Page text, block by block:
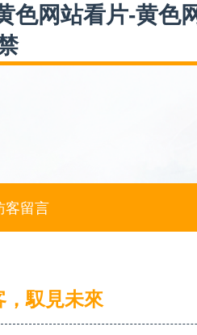
网站看片-黄色
客留言
，馭見未來